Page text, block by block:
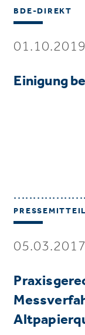
BDE-DIREKT
01.10.2019
Einigung
05.03.2017